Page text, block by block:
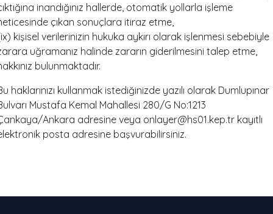
inandığınız hallerde, otomatik yollarla işleme
çıkan sonuçlara itiraz etme,
kişisel verilerinizin hukuka aykırı olarak işlenmesi sebebiyle
uğramanız halinde zararın giderilmesini talep etme,
bulunmaktadır.
haklarınızı kullanmak istediğinizde yazılı olarak Dumlupınar
Mustafa Kemal Mahallesi 280/G No:1213
Ankara adresine veya onlayer@hs01.kep.tr kayıtlı
posta adresine başvurabilirsiniz.